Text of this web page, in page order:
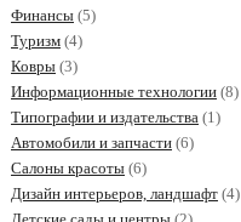
Финансы (5)
Туризм (4)
Ковры (3)
Информационные технологии (8)
Типографии и издательства (1)
Автомобили и запчасти (6)
Салоны красоты (6)
Дизайн интерьеров, ландшафт (4)